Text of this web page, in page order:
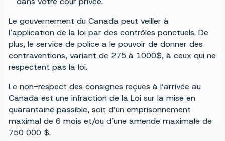
Le gouvernement du Canada peut veiller à
l’application de la loi par des contrôles ponctuels. De
plus, le service de police a le pouvoir de donner des
contraventions, variant de 275 à 1000$, à ceux qui ne
respectent pas la loi.
Le non-respect des consignes reçues à l’arrivée au
Canada est une infraction de la Loi sur la mise en
quarantaine passible, soit d’un emprisonnement
maximal de 6 mois et/ou d’une amende maximale de
750 000 $.